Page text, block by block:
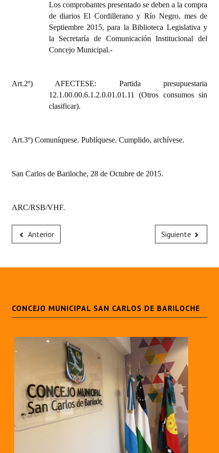
Huéspedes de Honor - Registro
Antiguos Pobladores - Registro
Reconocimientos - Registro
Entrega de distinciones
Los comprobantes presentado se deben a la compra
de diarios El Cordillerano y Río Negro, mes de
Septiembre 2015, para la Biblioteca Legislativa y
la Secretaría de Comunicación Institucional del
Concejo Municipal.-
Art.2º) AFECTESE: Partida presupuestaria
12.1.00.00.6.1.2.0.01.01.11 (Otros consumos sin
clasificar).
Art.3º) Comuníquese. Publíquese. Cumplido, archívese.
San Carlos de Bariloche, 28 de Octubre de 2015.
ARC/RSB/VHF.
Anterior Siguiente
CONCEJO MUNICIPAL SAN CARLOS DE BARILOCHE